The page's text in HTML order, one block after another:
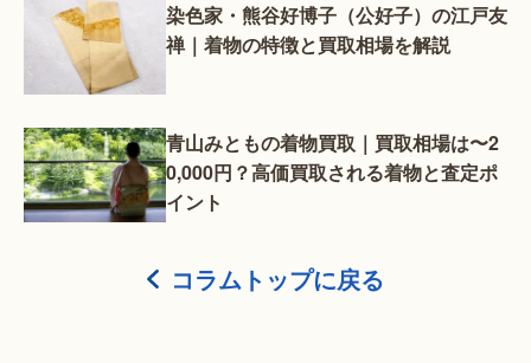
染色家・熊谷好博子（公好子）の江戸友
禅｜着物の特徴と買取相場を解説
青山みともの着物買取｜買取相場は〜2
0,000円？高価買取される着物と査定ポ
イント
コラムトップに戻る